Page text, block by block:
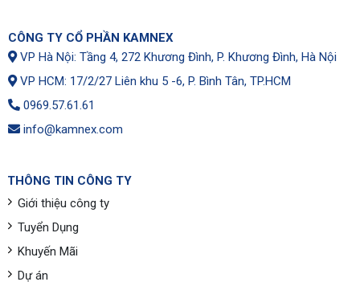
CÔNG TY CỔ PHẦN KAMNEX
VP Hà Nội: Tầng 4, 272 Khương Đình, P. Khương Đình, Hà Nội
VP HCM: 17/2/27 Liên khu 5 -6, P. Bình Tân, TP.HCM
0969.57.61.61
info@kamnex.com
THÔNG TIN CÔNG TY
Giới thiệu công ty
Tuyển Dụng
Khuyến Mãi
Dự án